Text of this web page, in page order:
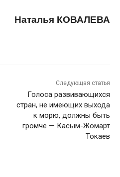
Наталья КОВАЛЕВА
Следующая статья
Голоса развивающихся
стран, не имеющих выхода
к морю, должны быть
громче — Касым-Жомарт
Токаев